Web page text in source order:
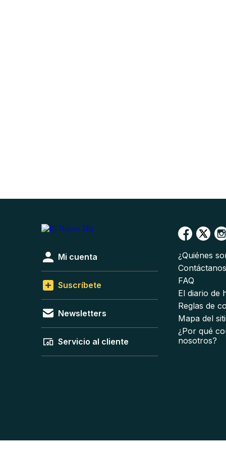
Mi cuenta
Suscríbete
Newsletters
Servicio al cliente
¿Quiénes
Contáctanos
FAQ
El diario de
Reglas de
Mapa del
¿Por qué
nosotros?